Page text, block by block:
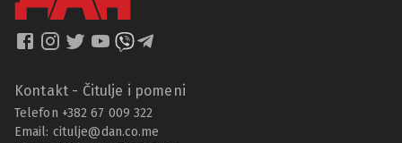
Kontakt - Čitulje i pomeni
Telefon +382 67 009 322
Email: citulje@dan.co.me